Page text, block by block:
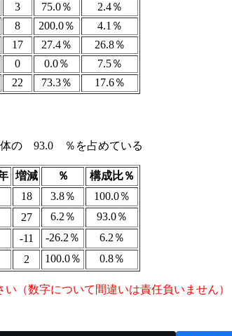
3 75.0％
2.4％
8 200.0％
4.1％
17 27.4％
26.8％
0 0.0％
7.5％
22 73.3％ 17.6％
の 93.0 ％を占めている
増減 ％
構成比％
18 3.8％
100.0％
27 6.2％
93.0％
-11 -26.2％
6.2％
2 100.0％ 0.8％
（数字について間違いは責任負いません）